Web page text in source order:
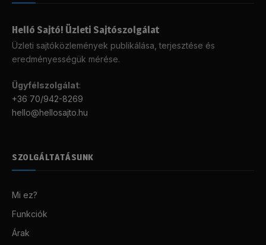
Helló Sajtó! Üzleti Sajtószolgálat
Üzleti sajtóközlemények publikálása, terjesztése és
eredményességük mérése.
Ügyfélszolgálat:
+36 70/942-8269
hello@hellosajto.hu
SZOLGÁLTATÁSUNK
Mi ez?
Funkciók
Árak